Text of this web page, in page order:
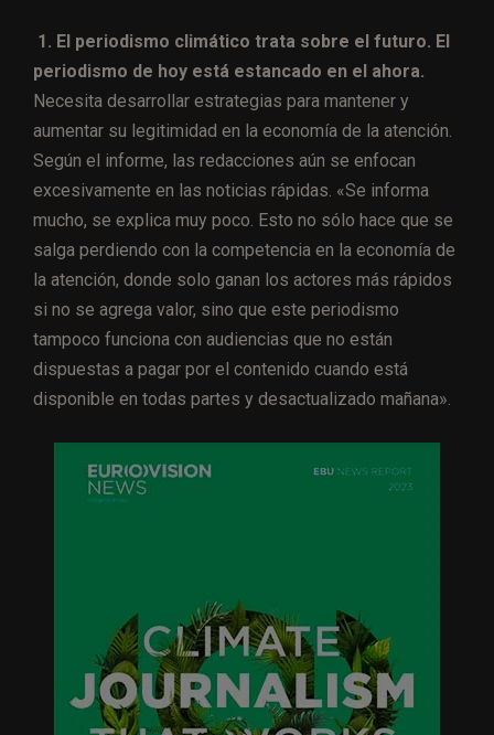
1. El periodismo climático trata sobre el futuro. El
periodismo de hoy está estancado en el ahora.
Necesita desarrollar estrategias para mantener y
aumentar su legitimidad en la economía de la atención.
Según el informe, las redacciones aún se enfocan
excesivamente en las noticias rápidas. «Se informa
mucho, se explica muy poco. Esto no sólo hace que se
salga perdiendo con la competencia en la economía de
la atención, donde solo ganan los actores más rápidos
si no se agrega valor, sino que este periodismo
tampoco funciona con audiencias que no están
dispuestas a pagar por el contenido cuando está
disponible en todas partes y desactualizado mañana».